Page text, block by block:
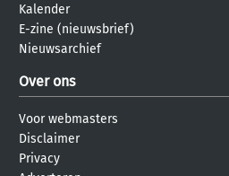
Kalender
E-zine (nieuwsbrief)
Nieuwsarchief
Over ons
Voor webmasters
Disclaimer
Privacy